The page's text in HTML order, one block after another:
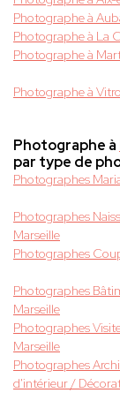
Photographe à
Photographe à La
Photographe à
Photographe à
Photographe à
par type de
Photographes
Photographes
Marseille
Photographes
Photographes
Marseille
Photographes
Marseille
Photographes
d'intérieur /